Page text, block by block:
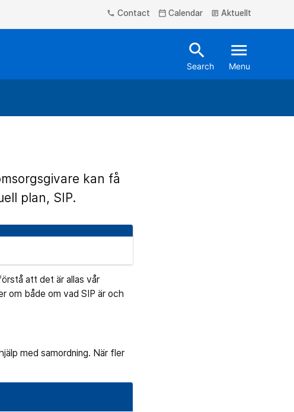
phone Contact calendar_today Calendar article Aktuellt
search
Search
menu
Menu
kan få
plan, SIP.
att det är allas vår
om både om vad SIP är och
med samordning. När fler